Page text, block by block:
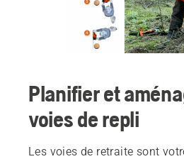
Planifier et
voies de repli
Les voies de retraite sont